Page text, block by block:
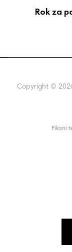
Rok za
Copyright ©
Fiksni